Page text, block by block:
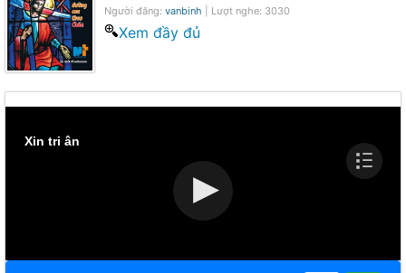
Người đăng: vanbinh | Lượt nghe: 3030
Xem đầy đủ
Xin tri ân